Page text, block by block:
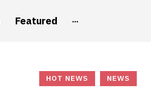
Featured
HOT NEWS NEWS